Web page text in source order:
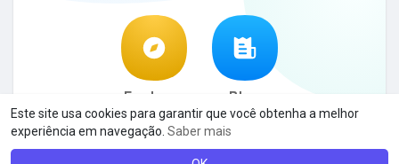
Este site usa cookies para garantir que você obtenha a melhor
experiência em navegação. Saber mais
Explorar Blog
· · ·